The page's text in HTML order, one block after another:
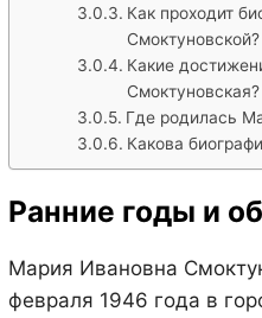
Как проходит
Смоктуновской?
Какие
Смоктуновская?
Где родилась
Какова
Ранние годы и
Мария Ивановна
февраля 1946 года в